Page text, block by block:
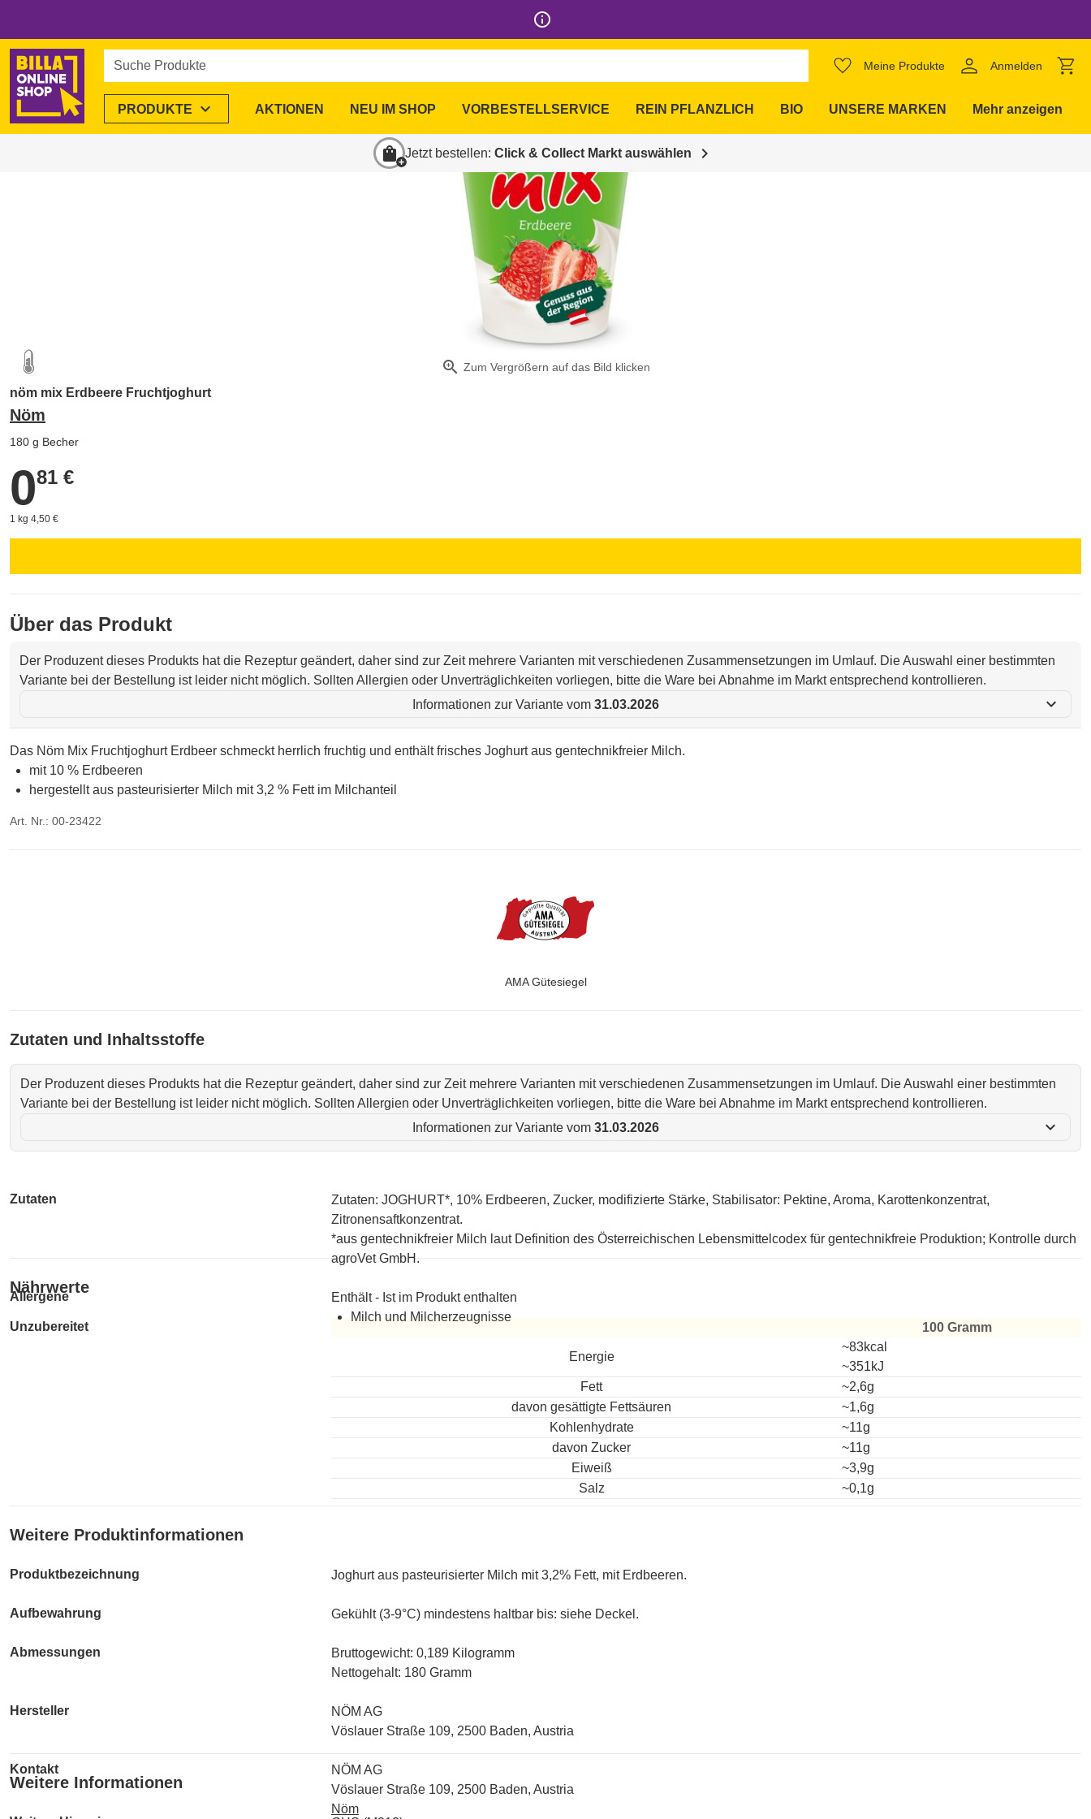
info_outline
Suche Produkte
Meine Produkte Anmelden
PRODUKTE expand_more AKTIONEN NEU IM SHOP VORBESTELLSERVICE REIN PFLANZLICH BIO UNSERE MARKEN Mehr anzeigen
shopping_bag Jetzt bestellen: Click & Collect Markt auswählen chevron_right
favorite_border
zoom_in Zum Vergrößern auf das Bild klicken
nöm mix Erdbeere Fruchtjoghurt
Nöm
180 g Becher
0,81 €
081 €
1 kg 4,50 €
Über das Produkt
Der Produzent dieses Produkts hat die Rezeptur geändert, daher sind zur Zeit mehrere Varianten mit verschiedenen Zusammensetzungen im Umlauf. Die Auswahl einer bestimmten
Variante bei der Bestellung ist leider nicht möglich. Sollten Allergien oder Unverträglichkeiten vorliegen, bitte die Ware bei Abnahme im Markt entsprechend kontrollieren.
Informationen zur Variante vom 31.03.2026 expand_more
Das Nöm Mix Fruchtjoghurt Erdbeer schmeckt herrlich fruchtig und enthält frisches Joghurt aus gentechnikfreier Milch.
mit 10 % Erdbeeren
hergestellt aus pasteurisierter Milch mit 3,2 % Fett im Milchanteil
Art. Nr.: 00-23422
AMA Gütesiegel
Zutaten und Inhaltsstoffe
Der Produzent dieses Produkts hat die Rezeptur geändert, daher sind zur Zeit mehrere Varianten mit verschiedenen Zusammensetzungen im Umlauf. Die Auswahl einer bestimmten
Variante bei der Bestellung ist leider nicht möglich. Sollten Allergien oder Unverträglichkeiten vorliegen, bitte die Ware bei Abnahme im Markt entsprechend kontrollieren.
Informationen zur Variante vom 31.03.2026 expand_more
Zutaten
Zutaten: JOGHURT*, 10% Erdbeeren, Zucker, modifizierte Stärke, Stabilisator: Pektine, Aroma, Karottenkonzentrat,
Zitronensaftkonzentrat.
*aus gentechnikfreier Milch laut Definition des Österreichischen Lebensmittelcodex für gentechnikfreie Produktion; Kontrolle durch
agroVet GmbH.
Allergene
Enthält - Ist im Produkt enthalten
Milch und Milcherzeugnisse
Nährwerte
Unzubereitet
100 Gramm
Energie
~83kcal
~351kJ
Fett
~2,6g
davon gesättigte Fettsäuren
~1,6g
Kohlenhydrate
~11g
davon Zucker
~11g
Eiweiß
~3,9g
Salz
~0,1g
Weitere Produktinformationen
Produktbezeichnung Joghurt aus pasteurisierter Milch mit 3,2% Fett, mit Erdbeeren.
Aufbewahrung Gekühlt (3-9°C) mindestens haltbar bis: siehe Deckel.
Abmessungen
Bruttogewicht: 0,189 Kilogramm
Nettogehalt: 180 Gramm
Hersteller
NÖM AG
Vöslauer Straße 109, 2500 Baden, Austria
Kontakt
NÖM AG
Vöslauer Straße 109, 2500 Baden, Austria
Nöm
Weitere Informationen